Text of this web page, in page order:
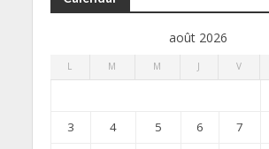
août 2026
L M M J V
3
4 5 6 7